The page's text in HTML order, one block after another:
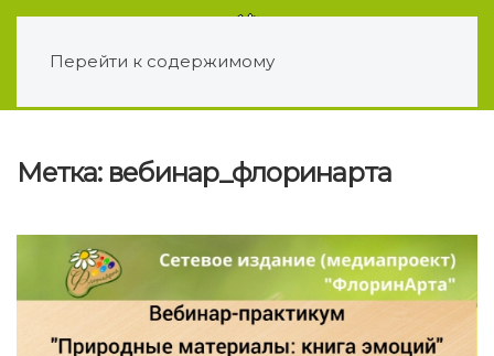
Перейти к содержимому
Метка: вебинар_флоринарта